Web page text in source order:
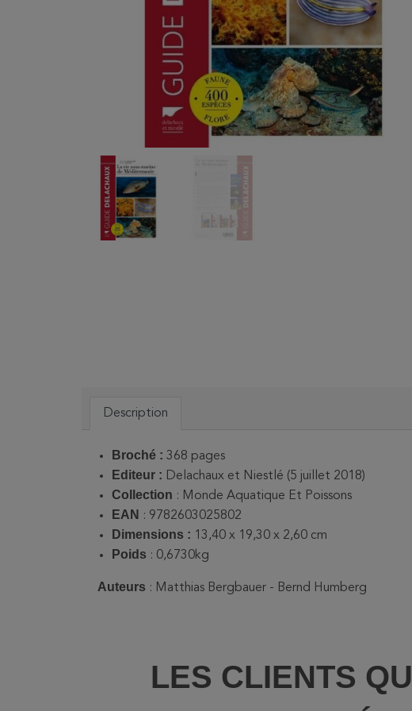
Description
Broché : 368 pages
Editeur : Delachaux et Niestlé (5 juillet 2018)
Collection : Monde Aquatique Et Poissons
EAN : 9782603025802
Dimensions : 13,40 x 19,30 x 2,60 cm
Poids : 0,6730kg
Auteurs : Matthias Bergbauer - Bernd Humberg
LES CLIENTS